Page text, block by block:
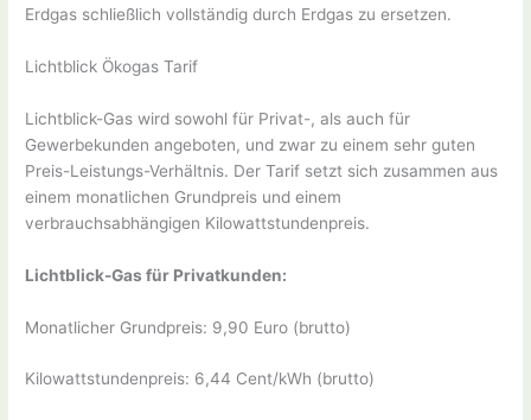
Erdgas schließlich vollständig durch Erdgas zu ersetzen.
Lichtblick Ökogas Tarif
Lichtblick-Gas wird sowohl für Privat-, als auch für
Gewerbekunden angeboten, und zwar zu einem sehr guten
Preis-Leistungs-Verhältnis. Der Tarif setzt sich zusammen aus
einem monatlichen Grundpreis und einem
verbrauchsabhängigen Kilowattstundenpreis.
Lichtblick-Gas für Privatkunden:
Monatlicher Grundpreis: 9,90 Euro (brutto)
Kilowattstundenpreis: 6,44 Cent/kWh (brutto)